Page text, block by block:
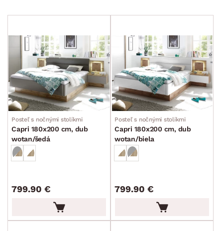
Posteľ s nočnými stolíkmi
Capri 180x200 cm, dub
wotan/šedá
799.90 €
Posteľ s nočnými stolíkmi
Capri 180x200 cm, dub
wotan/biela
799.90 €